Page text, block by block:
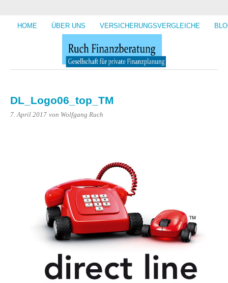
HOME ÜBER UNS VERSICHERUNGSVERGLEICHE
DL_Logo06_top_TM
7. April 2017 von Wolfgang Ruch